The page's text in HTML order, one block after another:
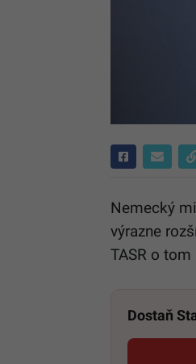
Nemecký
výrazne
TASR o
Dostaň